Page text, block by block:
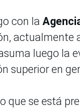
con la
actualmente
luego la
superior en
que se está